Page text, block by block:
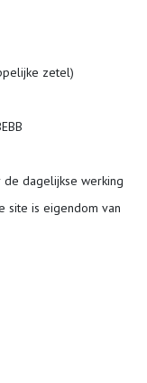
zetel)
de dagelijkse werking
site is eigendom van